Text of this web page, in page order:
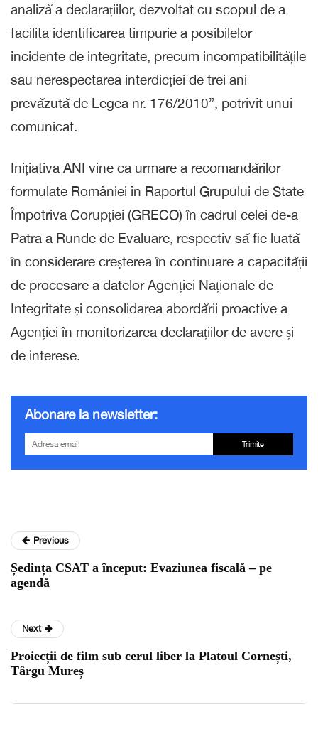
analiză a declarațiilor, dezvoltat cu scopul de a
facilita identificarea timpurie a posibilelor
incidente de integritate, precum incompatibilitățile
sau nerespectarea interdicției de trei ani
prevăzută de Legea nr. 176/2010”, potrivit unui
comunicat.
Inițiativa ANI vine ca urmare a recomandărilor
formulate României în Raportul Grupului de State
Împotriva Corupției (GRECO) în cadrul celei de-a
Patra a Runde de Evaluare, respectiv să fie luată
în considerare creșterea în continuare a capacității
de procesare a datelor Agenției Naționale de
Integritate și consolidarea abordării proactive a
Agenției în monitorizarea declarațiilor de avere și
de interese.
Abonare la newsletter:
Trimite
Previous
Ședința CSAT a început: Evaziunea fiscală – pe
agendă
Next
Proiecții de film sub cerul liber la Platoul Cornești,
Târgu Mureș